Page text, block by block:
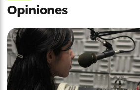
Opiniones